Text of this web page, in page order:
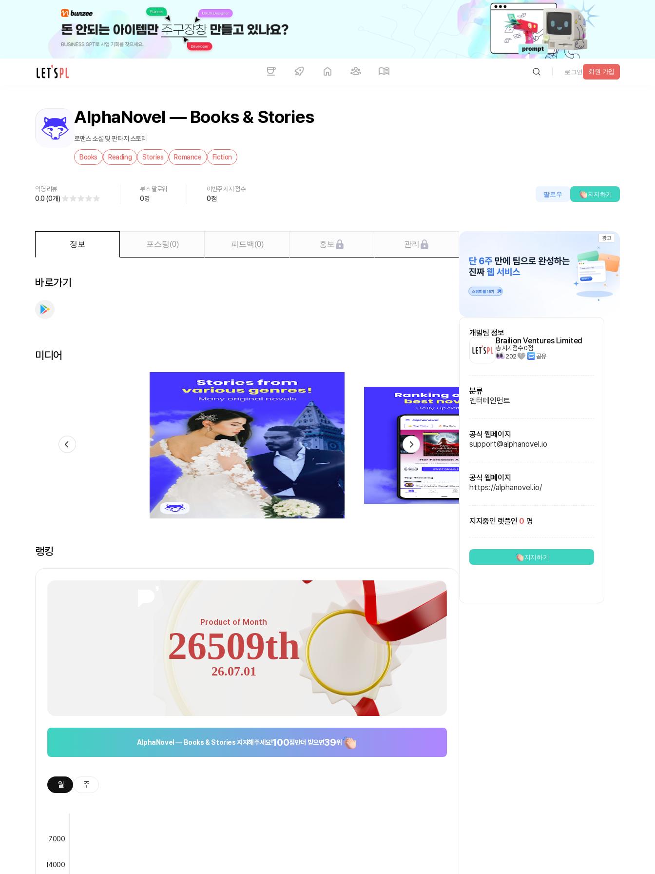
로그인 회원 가입
AlphaNovel — Books & Stories
로맨스 소설 및 판타지 스토리
Books Reading Stories Romance Fiction
익명 리뷰
0.0(0개)
부스 팔로워
0명
이번주 지지 점수
0점
팔로우 지지하기
정보 포스팅(0) 피드백(0) 홍보 관리
바로가기
미디어
랭킹
Product of Month
26509th
26.07.01
AlphaNovel — Books & Stories지지해주세요!100점만더 받으면39위
월 주
7000
14000
광고
개발팀 정보
Brailion Ventures Limited
총 지지점수0점
202
공유
분류
엔터테인먼트
공식 웹페이지
support@alphanovel.io
공식 웹페이지
https://alphanovel.io/
지지중인 렛플인 0 명
지지하기